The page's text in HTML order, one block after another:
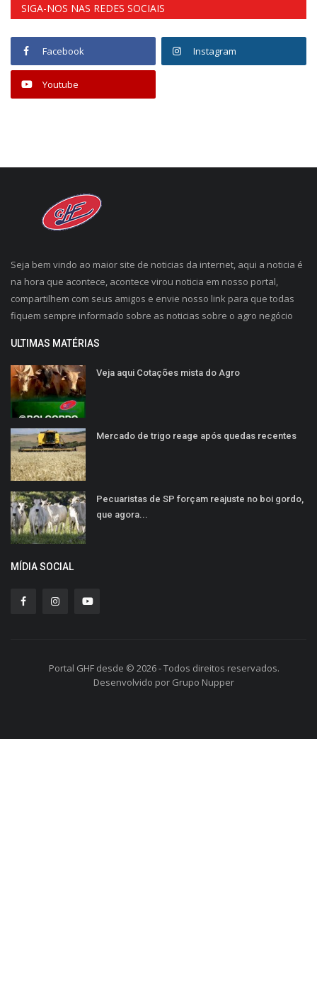
SIGA-NOS NAS REDES SOCIAIS
Facebook Instagram
Youtube
Seja bem vindo ao maior site de noticias da internet, aqui a noticia é
na hora que acontece, acontece virou noticia em nosso portal,
compartilhem com seus amigos e envie nosso link para que todas
fiquem sempre informado sobre as noticias sobre o agro negócio
ULTIMAS MATÉRIAS
Veja aqui Cotações mista do Agro
Mercado de trigo reage após quedas recentes
Pecuaristas de SP forçam reajuste no boi gordo,
que agora...
MÍDIA SOCIAL
Portal GHF desde © 2026 - Todos direitos reservados.
Desenvolvido por Grupo Nupper